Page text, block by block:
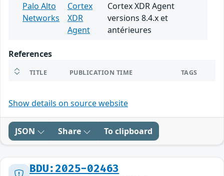
Palo Alto
Networks
Cortex
XDR
Agent
Cortex XDR Agent
versions 8.4.x et
antérieures
References
TITLE PUBLICATION TIME TAGS
Show details on source website
JSON Share To clipboard
BDU:2025-02463